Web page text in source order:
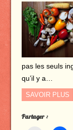
pas les seuls
qu’il y a…
SAVOIR PLUS
Partager :